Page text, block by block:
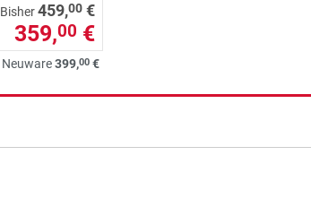
Bisher459,00 €
359,00 €
Neuware399,00 €